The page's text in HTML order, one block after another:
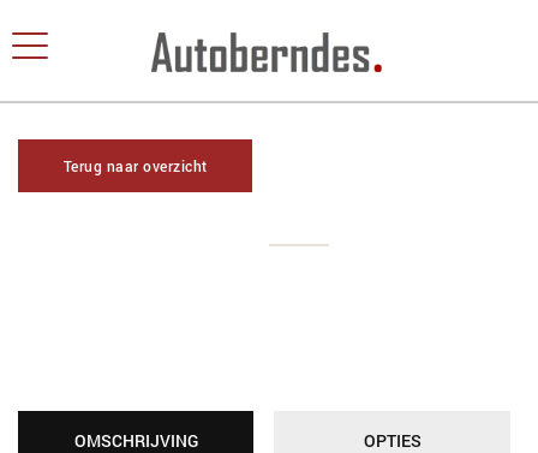
Terug naar overzicht
OMSCHRIJVING OPTIES